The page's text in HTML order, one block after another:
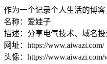
作为一个记录个人生活的博
名称：爱娃子
描述：分享电气技术、域名
网址：https://www.aiwazi.com/
头像：https://www.aiwazi.com/